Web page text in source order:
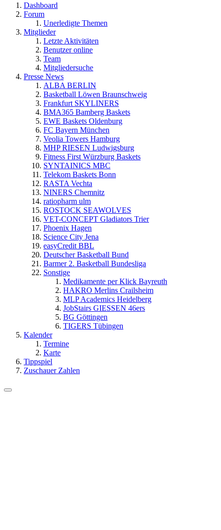
Dashboard
Forum
Unerledigte Themen
Mitglieder
Letzte Aktivitäten
Benutzer online
Team
Mitgliedersuche
Presse News
ALBA BERLIN
Basketball Löwen Braunschweig
Frankfurt SKYLINERS
BMA365 Bamberg Baskets
EWE Baskets Oldenburg
FC Bayern München
Veolia Towers Hamburg
MHP RIESEN Ludwigsburg
Fitness First Würzburg Baskets
SYNTAINICS MBC
Telekom Baskets Bonn
RASTA Vechta
NINERS Chemnitz
ratiopharm ulm
ROSTOCK SEAWOLVES
VET-CONCEPT Gladiators Trier
Phoenix Hagen
Science City Jena
easyCredit BBL
Deutscher Basketball Bund
Barmer 2. Basketball Bundesliga
Sonstige
Medikamente per Klick Bayreuth
HAKRO Merlins Crailsheim
MLP Academics Heidelberg
JobStairs GIESSEN 46ers
BG Göttingen
TIGERS Tübingen
Kalender
Termine
Karte
Tippspiel
Zuschauer Zahlen